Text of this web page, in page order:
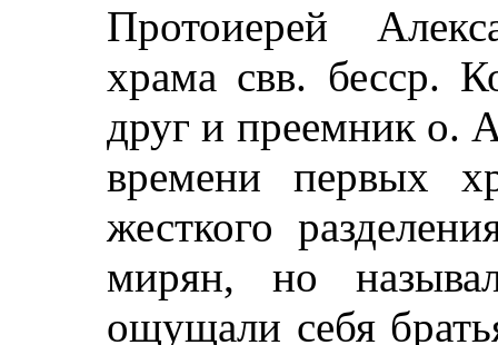
Протоиерей
храма свв. бесср.
друг и преемник о.
времени первых
жесткого
мирян, но
ощущали себя